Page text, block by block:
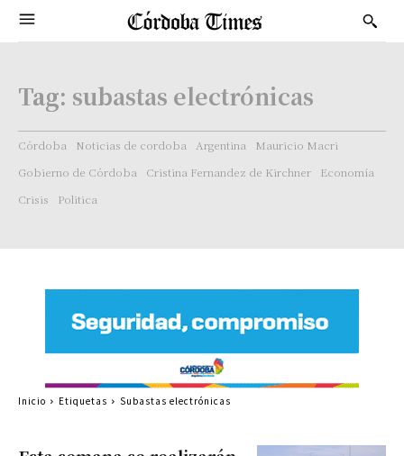
Tag: subastas electrónicas
Córdoba Noticias de cordoba Argentina
Mauricio Macri
Gobierno de Córdoba
Cristina Fernandez de Kirchner
Economía
Crisis
Politica
Inicio Etiquetas Subastas electrónicas